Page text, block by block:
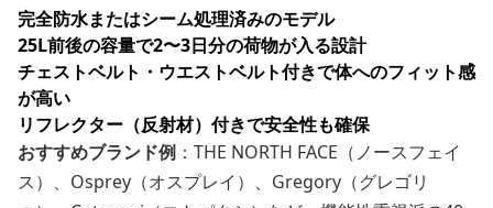
完全防水またはシーム処理済みのモデル
25L前後の容量で2〜3日分の荷物が入る設計
チェストベルト・ウエストベルト付きで体へのフィット感
が高い
リフレクター（反射材）付きで安全性も確保
おすすめブランド例 ：THE NORTH FACE（ノースフェイ
ス）、Osprey（オスプレイ）、Gregory（グレゴリ